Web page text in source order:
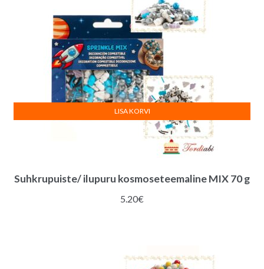
Suhkrupuiste/ ilupuru kosmoseteemaline MIX 70 g
5.20€
LISA KORVI